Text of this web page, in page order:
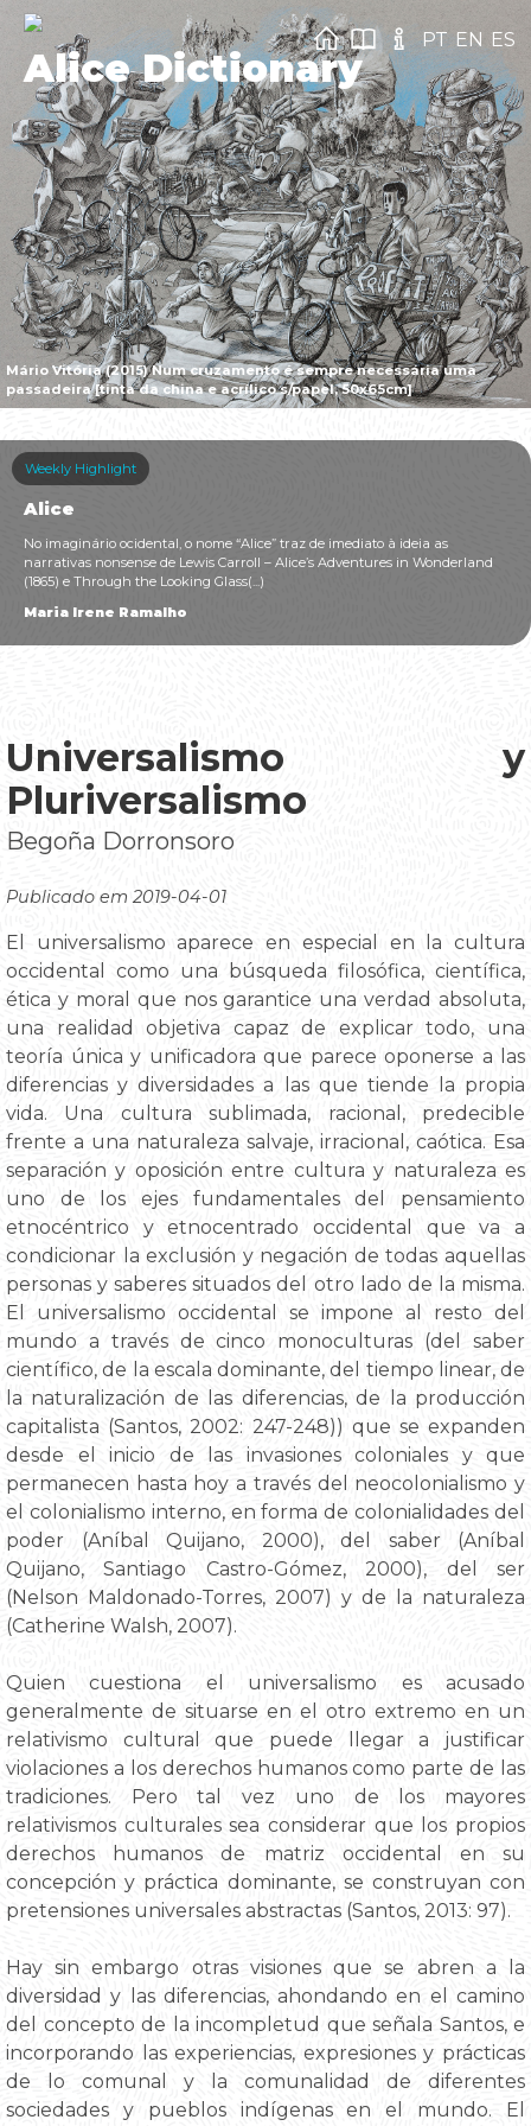
Mário Vitória (2015) Num cruzamento é sempre necessária uma
passadeira [tinta da china e acrílico s/papel, 50x65cm]
Alice Dictionary
PT EN ES
Weekly Highlight
Alice
No imaginário ocidental, o nome “Alice” traz de imediato à ideia as
narrativas nonsense de Lewis Carroll – Alice’s Adventures in Wonderland
(1865) e Through the Looking Glass(...)
Maria Irene Ramalho
Universalismo y
Pluriversalismo
Begoña Dorronsoro
Publicado em 2019-04-01
El universalismo aparece en especial en la cultura
occidental como una búsqueda filosófica, científica,
ética y moral que nos garantice una verdad absoluta,
una realidad objetiva capaz de explicar todo, una
teoría única y unificadora que parece oponerse a las
diferencias y diversidades a las que tiende la propia
vida. Una cultura sublimada, racional, predecible
frente a una naturaleza salvaje, irracional, caótica. Esa
separación y oposición entre cultura y naturaleza es
uno de los ejes fundamentales del pensamiento
etnocéntrico y etnocentrado occidental que va a
condicionar la exclusión y negación de todas aquellas
personas y saberes situados del otro lado de la misma.
El universalismo occidental se impone al resto del
mundo a través de cinco monoculturas (del saber
científico, de la escala dominante, del tiempo linear, de
la naturalización de las diferencias, de la producción
capitalista (Santos, 2002: 247-248)) que se expanden
desde el inicio de las invasiones coloniales y que
permanecen hasta hoy a través del neocolonialismo y
el colonialismo interno, en forma de colonialidades del
poder (Aníbal Quijano, 2000), del saber (Aníbal
Quijano, Santiago Castro-Gómez, 2000), del ser
(Nelson Maldonado-Torres, 2007) y de la naturaleza
(Catherine Walsh, 2007).
Quien cuestiona el universalismo es acusado
generalmente de situarse en el otro extremo en un
relativismo cultural que puede llegar a justificar
violaciones a los derechos humanos como parte de las
tradiciones. Pero tal vez uno de los mayores
relativismos culturales sea considerar que los propios
derechos humanos de matriz occidental en su
concepción y práctica dominante, se construyan con
pretensiones universales abstractas (Santos, 2013: 97).
Hay sin embargo otras visiones que se abren a la
diversidad y las diferencias, ahondando en el camino
del concepto de la incompletud que señala Santos, e
incorporando las experiencias, expresiones y prácticas
de lo comunal y la comunalidad de diferentes
sociedades y pueblos indígenas en el mundo. El